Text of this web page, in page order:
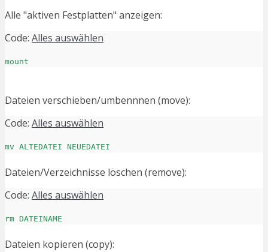
Alle "aktiven Festplatten" anzeigen:
Code: Alles auswählen
mount
Dateien verschieben/umbennnen (move):
Code: Alles auswählen
mv ALTEDATEI NEUEDATEI
Dateien/Verzeichnisse löschen (remove):
Code: Alles auswählen
rm DATEINAME
Dateien kopieren (copy):